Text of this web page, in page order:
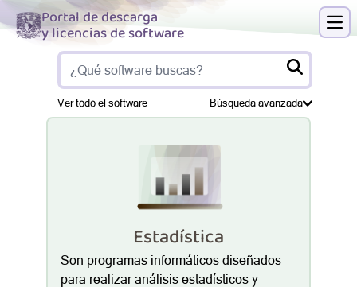
Portal de descarga
y licencias de software
Ver todo el software Búsqueda avanzada
Estadística
Son programas informáticos diseñados
para realizar análisis estadísticos y